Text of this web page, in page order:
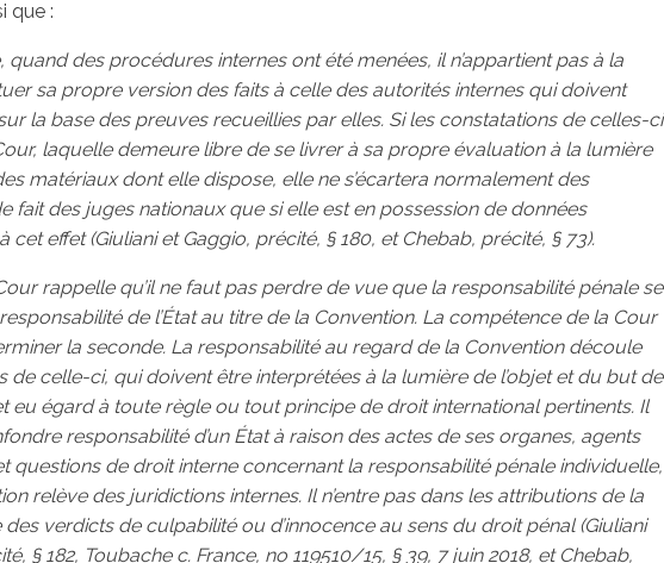
que :
quand des procédures internes ont été menées, il n’appartient pas à la
sa propre version des faits à celle des autorités internes qui doivent
la base des preuves recueillies par elles. Si les constatations de celles-ci
laquelle demeure libre de se livrer à sa propre évaluation à la lumière
matériaux dont elle dispose, elle ne s’écartera normalement des
fait des juges nationaux que si elle est en possession de données
cet effet (Giuliani et Gaggio, précité, § 180, et Chebab, précité, § 73).
rappelle qu’il ne faut pas perdre de vue que la responsabilité pénale se
de l’État au titre de la Convention. La compétence de la Cour
la seconde. La responsabilité au regard de la Convention découle
de celle-ci, qui doivent être interprétées à la lumière de l’objet et du but de
eu égard à toute règle ou tout principe de droit international pertinents. Il
responsabilité d’un État à raison des actes de ses organes, agents
questions de droit interne concernant la responsabilité pénale individuelle,
relève des juridictions internes. Il n’entre pas dans les attributions de la
verdicts de culpabilité ou d’innocence au sens du droit pénal (Giuliani
§ 182, Toubache c. France, no 119510/15, § 39, 7 juin 2018, et Chebab,